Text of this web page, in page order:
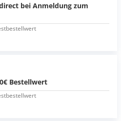
bei Anmeldung zum
Bestellwert